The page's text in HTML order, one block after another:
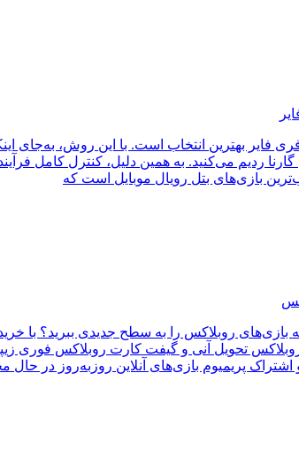
فایر بهترین انتخاب است. با این روش، به‌جای
بازی‌های روبلاکس را به سطح جدیدی ببرید؟ با
تحویل آنی و گیفت کارت روبلاکس فوری